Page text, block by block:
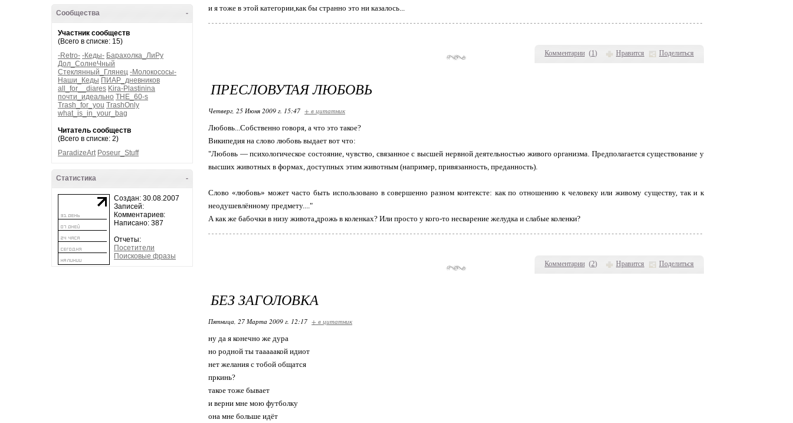
-
Сообщества
Участник сообществ
(Всего в списке: 15)
-Retro- -Кеды- Барахолка_ЛиРу
Дол_СолнеЧный
Стеклянный_Глянец -Молокососы-
Наши_Кеды ПИАР_дневников
all_for__diares Kira-Plastinina
почти_идеально THE_60-s
Trash_for_you TrashOnly
what_is_in_your_bag
Читатель сообществ
(Всего в списке: 2)
ParadizeArt Poseur_Stuff
-
Статистика
Создан: 30.08.2007
Записей:
Комментариев:
Написано: 387
Отчеты:
Посетители
Поисковые фразы
Комментарии (1) Нравится Поделиться
и я тоже в этой категории,как бы странно это ни казалось...
Комментарии (2) Нравится Поделиться
ПРЕСЛОВУТАЯ ЛЮБОВЬ
Четверг, 25 Июня 2009 г. 15:47 + в цитатник
Любовь...Собственно говоря, а что это такое?
Википедия на слово любовь выдает вот что:
"Любовь — психологическое состояние, чувство, связанное с высшей нервной деятельностью живого организма. Предполагается существование у
высших животных в формах, доступных этим животным (например, привязанность, преданность).
Слово «любовь» может часто быть использовано в совершенно разном контексте: как по отношению к человеку или живому существу, так и к
неодушевлённому предмету...."
А как же бабочки в низу живота,дрожь в коленках? Или просто у кого-то несварение желудка и слабые коленки?
БЕЗ ЗАГОЛОВКА
Пятница, 27 Марта 2009 г. 12:17 + в цитатник
ну да я конечно же дура
но родной ты тааааакой идиот
нет желания с тобой общатся
пркинь?
такое тоже бывает
и верни мне мою футболку
она мне больше идёт